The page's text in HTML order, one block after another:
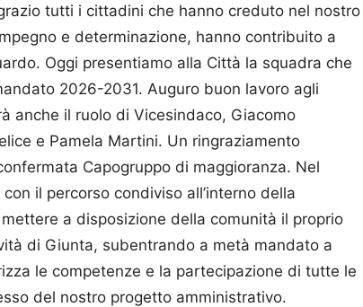
tutti i cittadini che hanno creduto nel nostro
e determinazione, hanno contribuito a
Oggi presentiamo alla Città la squadra che
2026-2031. Auguro buon lavoro agli
anche il ruolo di Vicesindaco, Giacomo
e Pamela Martini. Un ringraziamento
Capogruppo di maggioranza. Nel
il percorso condiviso all’interno della
a disposizione della comunità il proprio
di Giunta, subentrando a metà mandato a
le competenze e la partecipazione di tutte le
del nostro progetto amministrativo.